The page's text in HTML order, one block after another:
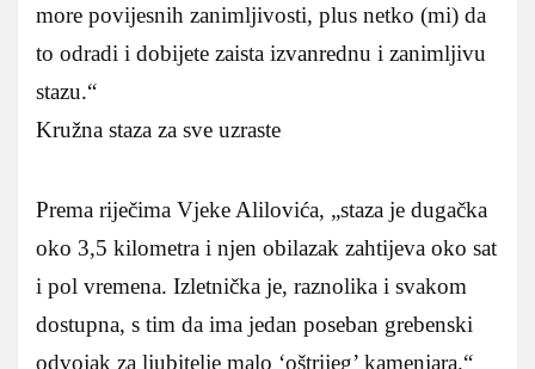
more povijesnih zanimljivosti, plus netko (mi) da
to odradi i dobijete zaista izvanrednu i zanimljivu
stazu.“
Kružna staza za sve uzraste
Prema riječima Vjeke Alilovića, „staza je dugačka
oko 3,5 kilometra i njen obilazak zahtijeva oko sat
i pol vremena. Izletnička je, raznolika i svakom
dostupna, s tim da ima jedan poseban grebenski
odvojak za ljubitelje malo ‘oštrijeg’ kamenjara.“